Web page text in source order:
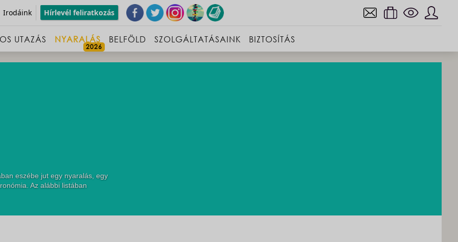
Irodáink Hírlevél feliratkozás
UTAZÁS NYARALÁS BELFÖLD SZOLGÁLTATÁSAINK BIZTOSÍTÁS
eszébe jut egy nyaralás, egy
Az alábbi listában